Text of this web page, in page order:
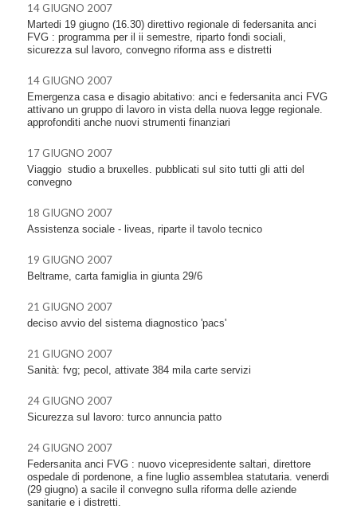
14 GIUGNO 2007
Martedi 19 giugno (16.30) direttivo regionale di federsanita anci
FVG : programma per il ii semestre, riparto fondi sociali,
sicurezza sul lavoro, convegno riforma ass e distretti
14 GIUGNO 2007
Emergenza casa e disagio abitativo: anci e federsanita anci FVG
attivano un gruppo di lavoro in vista della nuova legge regionale.
approfonditi anche nuovi strumenti finanziari
17 GIUGNO 2007
Viaggio  studio a bruxelles. pubblicati sul sito tutti gli atti del
convegno
18 GIUGNO 2007
Assistenza sociale - liveas, riparte il tavolo tecnico
19 GIUGNO 2007
Beltrame, carta famiglia in giunta 29/6
21 GIUGNO 2007
deciso avvio del sistema diagnostico 'pacs'
21 GIUGNO 2007
Sanità: fvg; pecol, attivate 384 mila carte servizi
24 GIUGNO 2007
Sicurezza sul lavoro: turco annuncia patto
24 GIUGNO 2007
Federsanita anci FVG : nuovo vicepresidente saltari, direttore
ospedale di pordenone, a fine luglio assemblea statutaria. venerdi
(29 giugno) a sacile il convegno sulla riforma delle aziende
sanitarie e i distretti.